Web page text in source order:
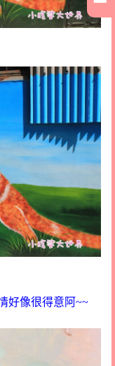
好像很得意阿~~